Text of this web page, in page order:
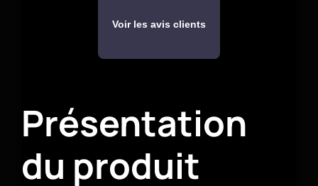
Voir les avis clients
Présentation
du produit